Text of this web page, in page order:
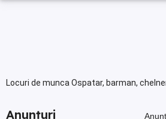
Locuri de munca Ospatar, barman,
Anunțuri